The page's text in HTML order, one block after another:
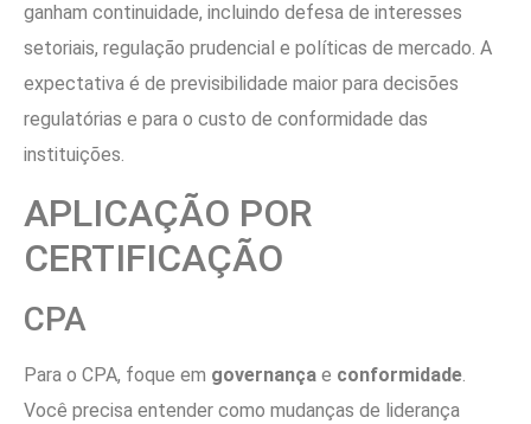
ganham continuidade, incluindo defesa de interesses
setoriais, regulação prudencial e políticas de mercado. A
expectativa é de previsibilidade maior para decisões
regulatórias e para o custo de conformidade das
instituições.
APLICAÇÃO POR
CERTIFICAÇÃO
CPA
Para o CPA, foque em governança e conformidade
Você precisa entender como mudanças de liderança